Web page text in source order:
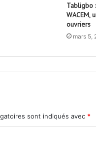
Tabligbo
WACEM,
ouvriers
mars 5,
sont indiqués avec *